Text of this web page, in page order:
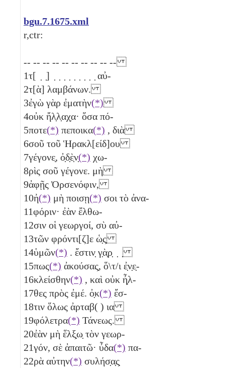
bgu.7.1675.xml
r,ctr:
-- -- -- -- -- -- -- -- -- --
1τ[ ̣ ̣] ̣ ̣ ̣ ̣ ̣ ̣ ̣ ̣ ̣ αὐ-
2τ[ὰ] λαμβάνων.
3ἐγὼ γὰρ ἐματὴν(*)
4οὐκ ἤλ̣λ̣αχ̣α· ὅσα πό-
5ποτε(*) πεποικα(*) , διὰ
6σοῦ τοῦ Ἡρακλ[είδ]ου
7γέγονε̣, ὀ̣δ̣ὲ̣ν̣(*) χω-
8ρὶς σοῦ γέγονε. μὴ
9ἀφῇς Ὀρσενόφιν,
10ἠ(*) μὴ ποισῃ(*) σοι τὸ ἀνα-
11φόριν· ἐὰν ἔλθω-
12σιν οἱ γεωργοί, σὺ αὐ-
13τῶν φρόντι[ζ]ε ὡ̣ς̣
14ὑμῶν(*) . ἔστιν̣ γ̣ὰ̣ρ̣ ̣ ̣
15πως(*) ἀκούσας̣, ὅ\τ/ι ἐ̣ν̣ε̣-
16κλείσθην(*) , καὶ οὐκ ἦ̣λ-
17θες πρὸς ἐμέ. ὀ̣κ(*) ἔσ-
18τιν ὅλως ἀρταβ( ) ια
19φόλετρα(*) Τάνεως.
20ἐὰν μὴ ἕλξ̣ω̣ τὸν γεωρ-
21γόν, σὲ ἀπαιτῶ· ὖδα(*) πα-
22ρὰ αὐτην(*) συλήσ̣α̣ς̣